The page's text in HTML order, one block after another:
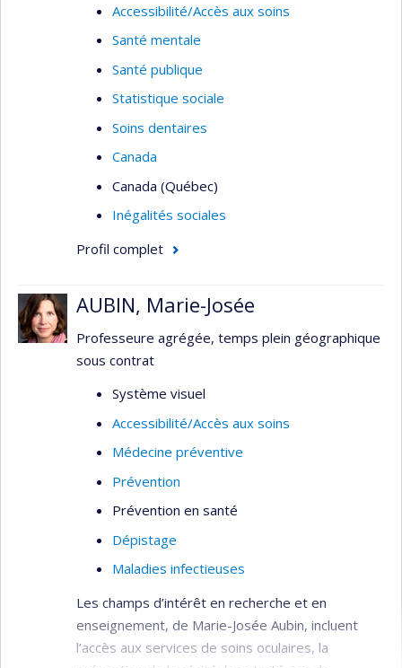
Accessibilité/Accès aux soins
Santé mentale
Santé publique
Statistique sociale
Soins dentaires
Canada
Canada (Québec)
Inégalités sociales
Profil complet
AUBIN, Marie-Josée
Professeure agrégée, temps plein géographique
sous contrat
Système visuel
Accessibilité/Accès aux soins
Médecine préventive
Prévention
Prévention en santé
Dépistage
Maladies infectieuses
Les champs d’intérêt en recherche et en
enseignement, de Marie-Josée Aubin, incluent
l’accès aux services de soins oculaires, la